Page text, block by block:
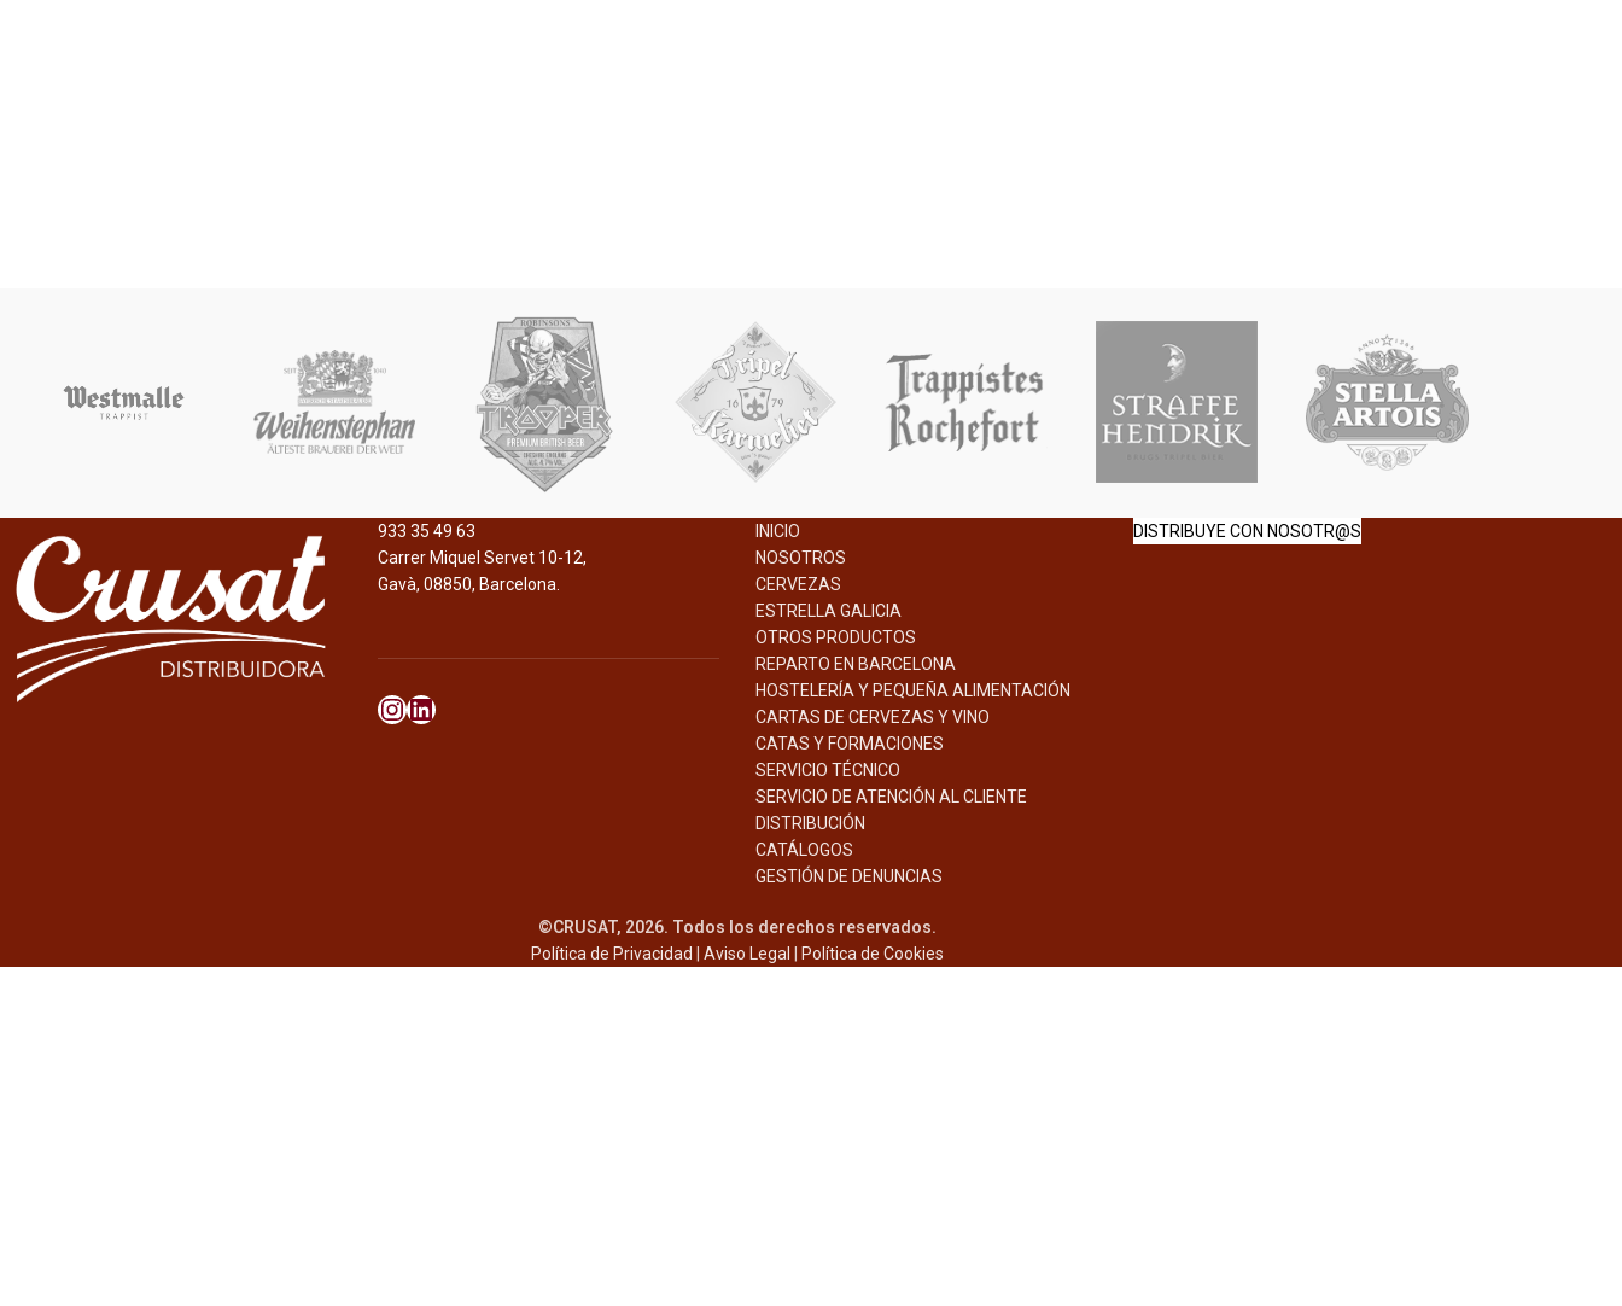
933 35 49 63
Carrer Miquel Servet 10-12,
Gavà, 08850, Barcelona.
INICIO
NOSOTROS
CERVEZAS
ESTRELLA GALICIA
OTROS PRODUCTOS
REPARTO EN BARCELONA
HOSTELERÍA Y PEQUEÑA ALIMENTACIÓN
CARTAS DE CERVEZAS Y VINO
CATAS Y FORMACIONES
SERVICIO TÉCNICO
SERVICIO DE ATENCIÓN AL CLIENTE
DISTRIBUCIÓN
CATÁLOGOS
GESTIÓN DE DENUNCIAS
DISTRIBUYE CON NOSOTR@S
©CRUSAT, 2026. Todos los derechos reservados.
Política de Privacidad | Aviso Legal | Política de Cookies